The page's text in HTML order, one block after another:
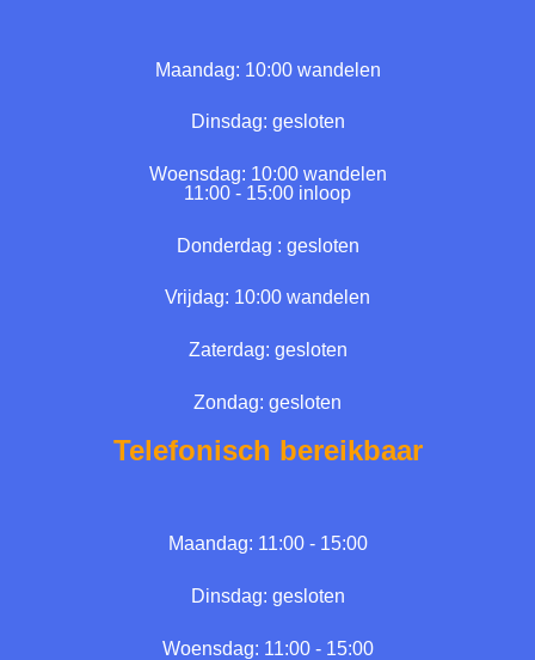
Maandag: 10:00 wandelen
Dinsdag: gesloten
Woensdag: 10:00 wandelen
11:00 - 15:00 inloop
Donderdag : gesloten
Vrijdag: 10:00 wandelen
Zaterdag: gesloten
Zondag: gesloten
Telefonisch bereikbaar
Maandag: 11:00 - 15:00
Dinsdag: gesloten
Woensdag: 11:00 - 15:00